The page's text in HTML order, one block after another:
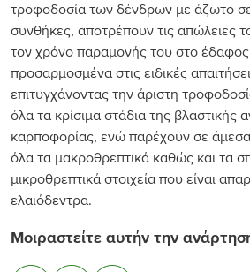
τροφοδοσία των δένδρων με άζωτο σε
συνθήκες, αποτρέπουν τις απώλειες
τον χρόνο παραμονής του στο
προσαρμοσμένα στις ειδικές
επιτυγχάνοντας την άριστη
όλα τα κρίσιμα στάδια της βλαστικής
καρποφορίας, ενώ παρέχουν σε
όλα τα μακροθρεπτικά καθώς και τα
μικροθρεπτικά στοιχεία που είναι
ελαιόδεντρα.
Μοιραστείτε αυτήν την